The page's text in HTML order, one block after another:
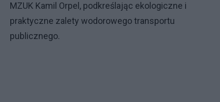
MZUK Kamil Orpel, podkreślając ekologiczne i
praktyczne zalety wodorowego transportu
publicznego.